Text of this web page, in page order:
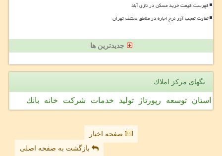
فهرست قیمت خرید مسکن در نازی آباد
تفاوت تعجب آور نرخ اجاره در مناطق مختلف تهران
جدیدترین ها
تگهای مركز املاك
استان توسعه رپورتاژ تولید خدمات شركت خانه بانك
صفحه اخبار
بازگشت به صفحه اصلی